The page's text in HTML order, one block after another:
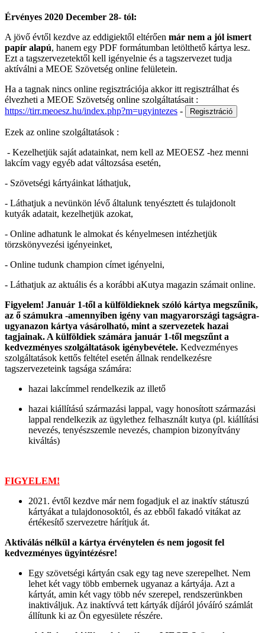
Érvényes 2020 December 28- tól:
A jövő évtől kezdve az eddigiektől eltérően már nem a jól ismert
papír alapú, hanem egy PDF formátumban letölthető kártya lesz.
Ezt a tagszervezetektől kell igényelnie és a tagszervezet tudja
aktíválni a MEOE Szövetség online felületein.
Ha a tagnak nincs online regisztrációja akkor itt regisztrálhat és
élvezheti a MEOE Szövetség online szolgáltatásait :
https://tirr.meoesz.hu/index.php?m=ugyintezes -
Ezek az online szolgáltatások :
- Kezelhetjük saját adatainkat, nem kell az MEOESZ -hez menni
lakcím vagy egyéb adat változsása esetén,
- Szövetségi kártyáinkat láthatjuk,
- Láthatjuk a nevünkön lévő általunk tenyésztett és tulajdonolt
kutyák adatait, kezelhetjük azokat,
- Online adhatunk le almokat és kényelmesen intézhetjük
törzskönyvezési igényeinket,
- Online tudunk champion címet igényelni,
- Láthatjuk az aktuális és a korábbi aKutya magazin számait online.
Figyelem! Január 1-től a külföldieknek szóló kártya megszűnik,
az ő számukra -amennyiben igény van magyarországi tagságra-
ugyanazon kártya vásárolható, mint a szervezetek hazai
tagjainak. A külföldiek számára január 1-től megszűnt a
kedvezményes szolgáltatások igénybevétele. Kedvezményes
szolgáltatások kettős feltétel esetén állnak rendelkezésre
tagszervezeteink tagsága számára:
hazai lakcímmel rendelkezik az illető
hazai kiállítású származási lappal, vagy honosított származási
lappal rendelkezik az ügylethez felhasznált kutya (pl. kiállítási
nevezés, tenyészszemle nevezés, champion bizonyítvány
kiváltás)
FIGYELEM!
2021. évtől kezdve már nem fogadjuk el az inaktív státuszú
kártyákat a tulajdonosoktól, és az ebből fakadó vitákat az
értékesítő szervezetre hárítjuk át.
Aktiválás nélkül a kártya érvénytelen és nem jogosít fel
kedvezményes ügyintézésre!
Egy szövetségi kártyán csak egy tag neve szerepelhet. Nem
lehet két vagy több embernek ugyanaz a kártyája. Azt a
kártyát, amin két vagy több név szerepel, rendszerünkben
inaktiváljuk. Az inaktívvá tett kártyák díjáról jóváíró számlát
állítunk ki az Ön egyesülete részére.